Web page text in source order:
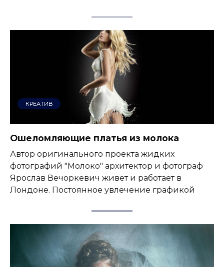
КРЕАТИВ
Ошеломляющие платья из молока
Автор оригинального проекта жидких
фотографий "Молоко" архитектор и фотограф
Ярослав Вечоркевич живет и работает в
Лондоне. Постоянное увлечение графикой